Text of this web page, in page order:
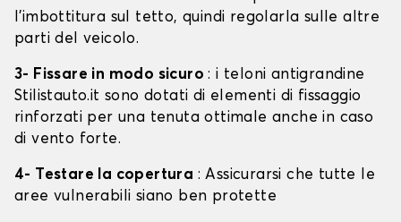
l'imbottitura sul tetto, quindi regolarla sulle altre
parti del veicolo.
3- Fissare in modo sicuro: i teloni antigrandine
Stilistauto.it sono dotati di elementi di fissaggio
rinforzati per una tenuta ottimale anche in caso
di vento forte.
4- Testare la copertura : Assicurarsi che tutte le
aree vulnerabili siano ben protette